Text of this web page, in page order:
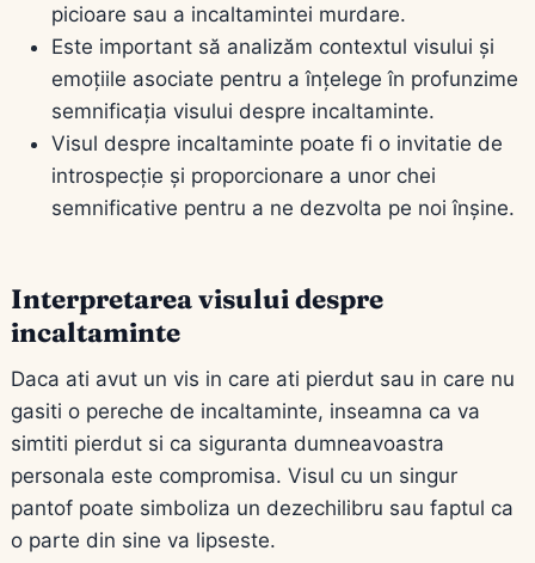
picioare sau a incaltamintei murdare.
Este important să analizăm contextul visului și
emoțiile asociate pentru a înțelege în profunzime
semnificația visului despre incaltaminte.
Visul despre incaltaminte poate fi o invitatie de
introspecție și proporcionare a unor chei
semnificative pentru a ne dezvolta pe noi înșine.
Interpretarea visului despre
incaltaminte
Daca ati avut un vis in care ati pierdut sau in care nu
gasiti o pereche de incaltaminte, inseamna ca va
simtiti pierdut si ca siguranta dumneavoastra
personala este compromisa. Visul cu un singur
pantof poate simboliza un dezechilibru sau faptul ca
o parte din sine va lipseste.